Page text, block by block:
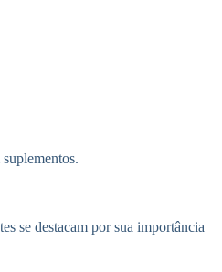
se destacam por sua importância